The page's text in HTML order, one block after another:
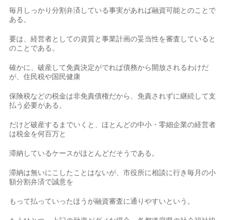
毎月しっかり分割弁済している事実があれば融資可能とのことで
ある。
要は、経営者としての資質と事業計画の妥当性を審査していると
のことである。
確かに、破産して免責決定がでれば債務から開放されるわけだ
が、住民税や国民健康
保険税などの税金は非免責債権だから、免責されずに継続して支
払う必要がある。
だけど破産するまでいくと、ほとんどの中小・零細企業の経営者
は税金を何百万と
滞納しているケースがほとんどだそうである。
滞納は無いにこしたことはないが、市役所に相談に行き毎月の小
額分割弁済で誠意を
もって払っていったほうが融資審査に通りやすいという。